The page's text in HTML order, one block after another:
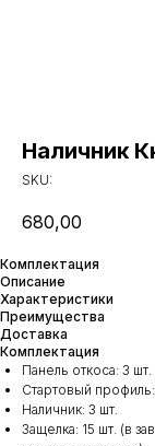
Наличник
SKU:
680,00
Комплектация
Описание
Характеристики
Преимущества
Доставка
Комплектация
Панель откоса: 3 шт.
Стартовый
Наличник: 3 шт.
Защелка: 15 шт. (в